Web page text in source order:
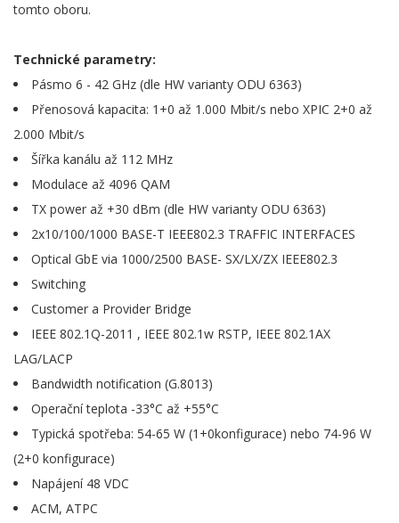
tomto oboru.
Technické parametry:
Pásmo 6 - 42 GHz (dle HW varianty ODU 6363)
Přenosová kapacita: 1+0 až 1.000 Mbit/s nebo XPIC 2+0 až
2.000 Mbit/s
Šířka kanálu až 112 MHz
Modulace až 4096 QAM
TX power až +30 dBm (dle HW varianty ODU 6363)
2x10/100/1000 BASE-T IEEE802.3 TRAFFIC INTERFACES
Optical GbE via 1000/2500 BASE- SX/LX/ZX IEEE802.3
Switching
Customer a Provider Bridge
IEEE 802.1Q-2011 , IEEE 802.1w RSTP, IEEE 802.1AX
LAG/LACP
Bandwidth notification (G.8013)
Operační teplota -33°C až +55°C
Typická spotřeba: 54-65 W (1+0konfigurace) nebo 74-96 W
(2+0 konfigurace)
Napájení 48 VDC
ACM, ATPC